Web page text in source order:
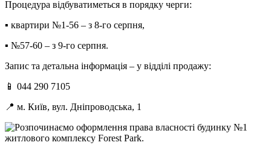
Процедура відбуватиметься в порядку черги:
▪ квартири №1-56 – з 8-го серпня,
▪ №57-60 – з 9-го серпня.
Запис та детальна інформація – у відділі продажу:
📱 044 290 7105
📍 м. Київ, вул. Дніпроводська, 1